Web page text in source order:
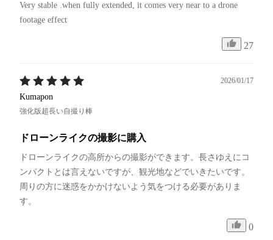
Very stable .when fully extended, it comes very near to a drone
footage effect
27
2026/01/17
Kumapon
強化版超長い自撮り棒
ドローンライクの撮影に購入
ドローンライクの高所からの撮影ができます。長さゆえにコ
ンパクトとは言えないですが、観光地などでいきたいです。
周りの方に迷惑をかかけないよう気をつける必要がありま
す。
0